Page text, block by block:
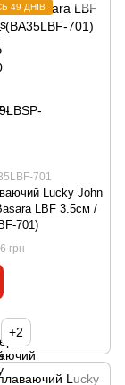
49 ДНІВ
701
Lucky John
LBF 3.5см /
701)
грн
+2